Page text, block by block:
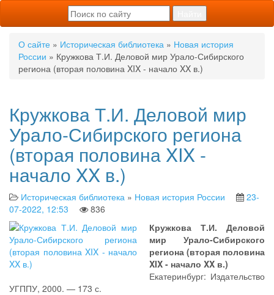
О сайте » Историческая библиотека » Новая история
России » Кружкова Т.И. Деловой мир Урало-Сибирского
региона (вторая половина XIX - начало XX в.)
Кружкова Т.И. Деловой мир
Урало-Сибирского региона
(вторая половина XIX -
начало XX в.)
Историческая библиотека » Новая история России
23-
07-2022, 12:53
836
Кружкова Т.И. Деловой
мир Урало-Сибирского
региона (вторая половина
XIX - начало XX в.)
Екатеринбург: Издательство
УГППУ, 2000. — 173 с.